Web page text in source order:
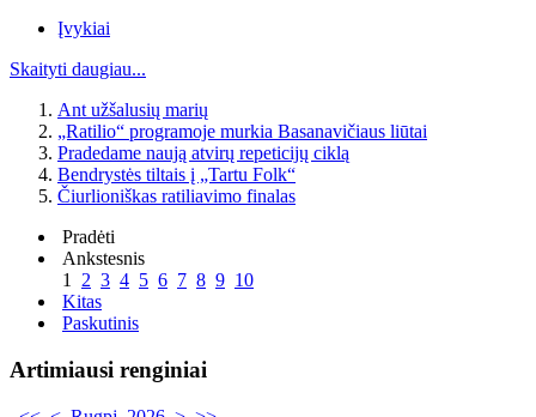
Įvykiai
Skaityti daugiau...
Ant užšalusių marių
„Ratilio“ programoje murkia Basanavičiaus liūtai
Pradedame naują atvirų repeticijų ciklą
Bendrystės tiltais į „Tartu Folk“
Čiurlioniškas ratiliavimo finalas
Pradėti
Ankstesnis
1 2 3 4 5 6 7 8 9 10
Kitas
Paskutinis
Artimiausi renginiai